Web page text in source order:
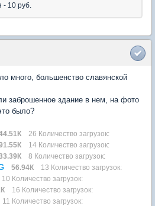
- 10 руб.
много, большенство славянской
заброшенное здание в нем, на фото
было?
26 Количество загрузок:
14 Количество загрузок:
8 Количество загрузок:
56.94К 13 Количество загрузок:
10 Количество загрузок:
16 Количество загрузок:
11 Количество загрузок: